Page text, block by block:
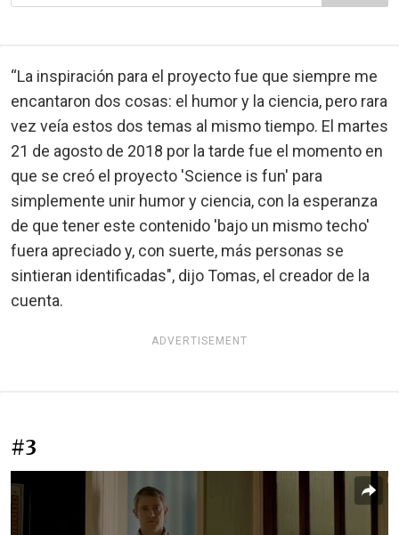
“La inspiración para el proyecto fue que siempre me
encantaron dos cosas: el humor y la ciencia, pero rara
vez veía estos dos temas al mismo tiempo. El martes
21 de agosto de 2018 por la tarde fue el momento en
que se creó el proyecto 'Science is fun' para
simplemente unir humor y ciencia, con la esperanza
de que tener este contenido 'bajo un mismo techo'
fuera apreciado y, con suerte, más personas se
sintieran identificadas", dijo Tomas, el creador de la
cuenta.
ADVERTISEMENT
#3